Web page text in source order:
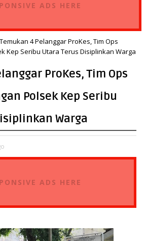
ADS HERE
Temukan 4 Pelanggar ProKes, Tim Ops
Kep Seribu Utara Terus Disiplinkan Warga
ProKes, Tim Ops
Polsek Kep Seribu
Warga
ADS HERE